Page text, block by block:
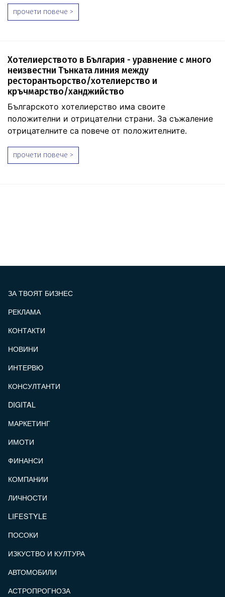
прочети повече >
Хотелиерството в България - уравнение с много
неизвестни Тънката линия между
ресторантьорство/хотелиерство и
кръчмарство/ханджийство
Българското хотелиерство има своите
положителни и отрицателни страни. За съжаление
отрицателните са повече от положителните.
прочети повече >
ЗА ТВОЯТ БИЗНЕС
РЕКЛАМА
КОНТАКТИ
НОВИНИ
ИНТЕРВЮ
КОНСУЛТАНТИ
DIGITAL
МАРКЕТИНГ
ИМОТИ
ФИНАНСИ
КОМПАНИИ
ЛИЧНОСТИ
LIFESTYLE
ПОСОКИ
ИЗКУСТВО И КУЛТУРА
АВТОМОБИЛИ
АСТРОПРОГНОЗА